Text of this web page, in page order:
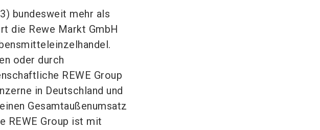
bundesweit mehr als
die Rewe Markt GmbH
oder durch
REWE Group
in Deutschland und
Gesamtaußenumsatz
REWE Group ist mit